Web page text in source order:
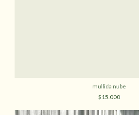
mullida nube
$15.000